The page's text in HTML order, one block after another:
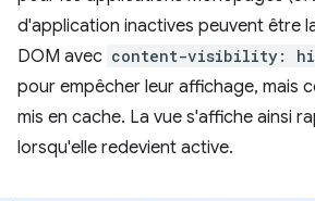
d'application inactives peuvent être
DOM avec content-visibility:
pour empêcher leur affichage, mais
mis en cache. La vue s'affiche ainsi
lorsqu'elle redevient active.